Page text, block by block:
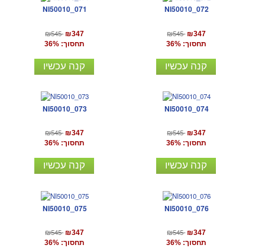
NI50010_071
₪545 ₪347
תחסוך: 36%
קנה עכשיו
NI50010_072
₪545 ₪347
תחסוך: 36%
קנה עכשיו
NI50010_073
₪545 ₪347
תחסוך: 36%
קנה עכשיו
NI50010_074
₪545 ₪347
תחסוך: 36%
קנה עכשיו
NI50010_075
₪545 ₪347
תחסוך: 36%
NI50010_076
₪545 ₪347
תחסוך: 36%